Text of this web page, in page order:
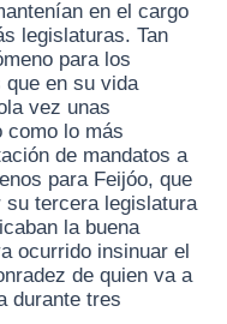
en el cargo
legislaturas. Tan
para los
en su vida
vez unas
como lo más
de mandatos a
para Feijóo, que
su tercera legislatura
la buena
ocurrido insinuar el
de quien va a
durante tres